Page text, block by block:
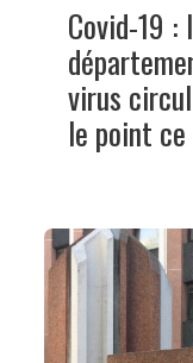
Covid-19 :
virus
le point